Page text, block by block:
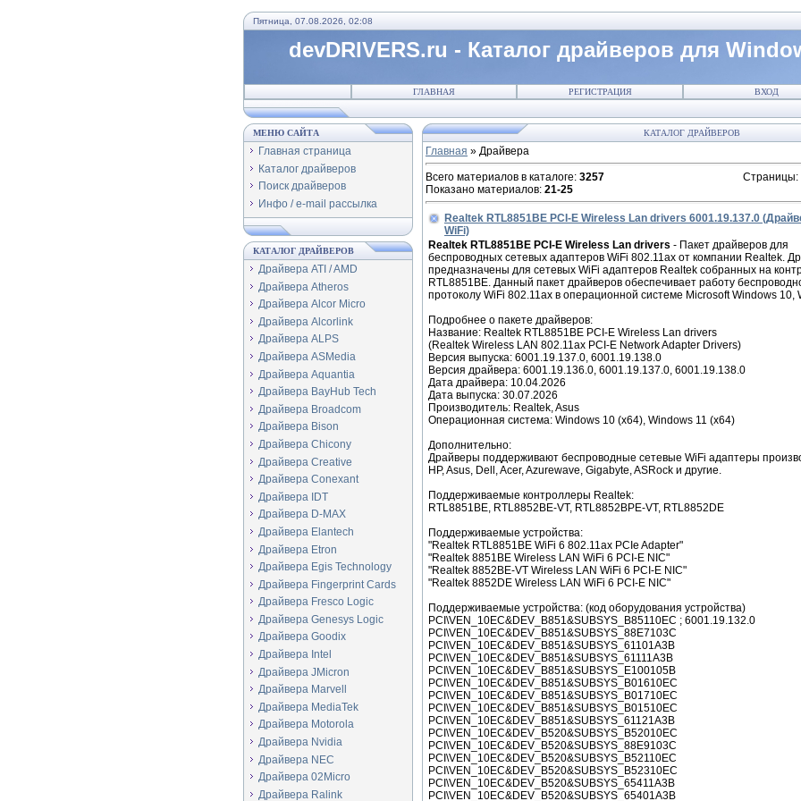
Пятница, 07.08.2026, 02:08
devDRIVERS.ru - Каталог драйверов для
ГЛАВНАЯ РЕГИСТРАЦИЯ
ВХОД
МЕНЮ САЙТА
Главная страница
Каталог драйверов
Поиск драйверов
Инфо / e-mail рассылка
КАТАЛОГ ДРАЙВЕРОВ
Драйвера ATI / AMD
Драйвера Atheros
Драйвера Alcor Micro
Драйвера Alcorlink
Драйвера ALPS
Драйвера ASMedia
Драйвера Aquantia
Драйвера BayHub Tech
Драйвера Broadcom
Драйвера Bison
Драйвера Chicony
Драйвера Creative
Драйвера Conexant
Драйвера IDT
Драйвера D-MAX
Драйвера Elantech
Драйвера Etron
Драйвера Egis Technology
Драйвера Fingerprint Cards
Драйвера Fresco Logic
Драйвера Genesys Logic
Драйвера Goodix
Драйвера Intel
Драйвера JMicron
Драйвера Marvell
Драйвера MediaTek
Драйвера Motorola
Драйвера Nvidia
Драйвера NEC
Драйвера 02Micro
Драйвера Ralink
КАТАЛОГ ДРАЙВЕРОВ
Главная » Драйвера
Всего материалов в каталоге: 3257
Показано материалов: 21-25
Страницы:
Realtek RTL8851BE PCI-E Wireless Lan drivers 6001.19.137.0
WiFi)
Realtek RTL8851BE PCI-E Wireless Lan drivers - Пакет драйверов для
беспроводных сетевых адаптеров WiFi 802.11ax от компании Realtek.
предназначены для сетевых WiFi адаптеров Realtek собранных на
RTL8851BE. Данный пакет драйверов обеспечивает работу
протоколу WiFi 802.11ax в операционной системе Microsoft Windows 10,
Подробнее о пакете драйверов:
Название: Realtek RTL8851BE PCI-E Wireless Lan drivers
(Realtek Wireless LAN 802.11ax PCI-E Network Adapter Drivers)
Версия выпуска: 6001.19.137.0, 6001.19.138.0
Версия драйвера: 6001.19.136.0, 6001.19.137.0, 6001.19.138.0
Дата драйвера: 10.04.2026
Дата выпуска: 30.07.2026
Производитель: Realtek, Asus
Операционная система: Windows 10 (x64), Windows 11 (x64)
Дополнительно:
Драйверы поддерживают беспроводные сетевые WiFi адаптеры
HP, Asus, Dell, Acer, Azurewave, Gigabyte, ASRock и другие.
Поддерживаемые контроллеры Realtek:
RTL8851BE, RTL8852BE-VT, RTL8852BPE-VT, RTL8852DE
Поддерживаемые устройства:
"Realtek RTL8851BE WiFi 6 802.11ax PCIe Adapter"
"Realtek 8851BE Wireless LAN WiFi 6 PCI-E NIC"
"Realtek 8852BE-VT Wireless LAN WiFi 6 PCI-E NIC"
"Realtek 8852DE Wireless LAN WiFi 6 PCI-E NIC"
Поддерживаемые устройства: (код оборудования устройства)
PCI\VEN_10EC&DEV_B851&SUBSYS_B85110EC ; 6001.19.132.0
PCI\VEN_10EC&DEV_B851&SUBSYS_88E7103C
PCI\VEN_10EC&DEV_B851&SUBSYS_61101A3B
PCI\VEN_10EC&DEV_B851&SUBSYS_61111A3B
PCI\VEN_10EC&DEV_B851&SUBSYS_E100105B
PCI\VEN_10EC&DEV_B851&SUBSYS_B01610EC
PCI\VEN_10EC&DEV_B851&SUBSYS_B01710EC
PCI\VEN_10EC&DEV_B851&SUBSYS_B01510EC
PCI\VEN_10EC&DEV_B851&SUBSYS_61121A3B
PCI\VEN_10EC&DEV_B520&SUBSYS_B52010EC
PCI\VEN_10EC&DEV_B520&SUBSYS_88E9103C
PCI\VEN_10EC&DEV_B520&SUBSYS_B52110EC
PCI\VEN_10EC&DEV_B520&SUBSYS_B52310EC
PCI\VEN_10EC&DEV_B520&SUBSYS_65411A3B
PCI\VEN_10EC&DEV_B520&SUBSYS_65401A3B